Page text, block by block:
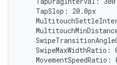
    TapSlop: 20.0px
SwipeMaxWidthRatio:
MovementSpeedRatio: